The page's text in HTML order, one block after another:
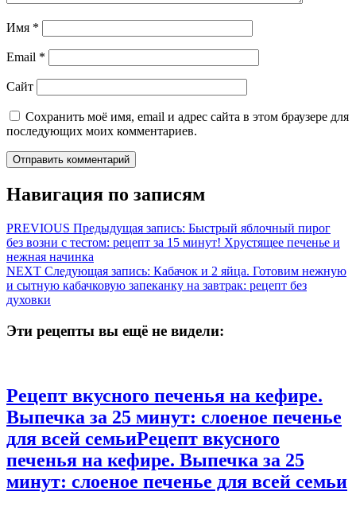
Имя *
Email *
Сайт
Сохранить моё имя, email и адрес сайта в этом браузере для
последующих моих комментариев.
Навигация по записям
PREVIOUS Предыдущая запись: Быстрый яблочный пирог
без возни с тестом: рецепт за 15 минут! Хрустящее печенье и
нежная начинка
NEXT Следующая запись: Кабачок и 2 яйца. Готовим нежную
и сытную кабачковую запеканку на завтрак: рецепт без
духовки
Эти рецепты вы ещё не видели:
Рецепт вкусного печенья на кефире.
Выпечка за 25 минут: слоеное печенье
для всей семьиРецепт вкусного
печенья на кефире. Выпечка за 25
минут: слоеное печенье для всей семьи